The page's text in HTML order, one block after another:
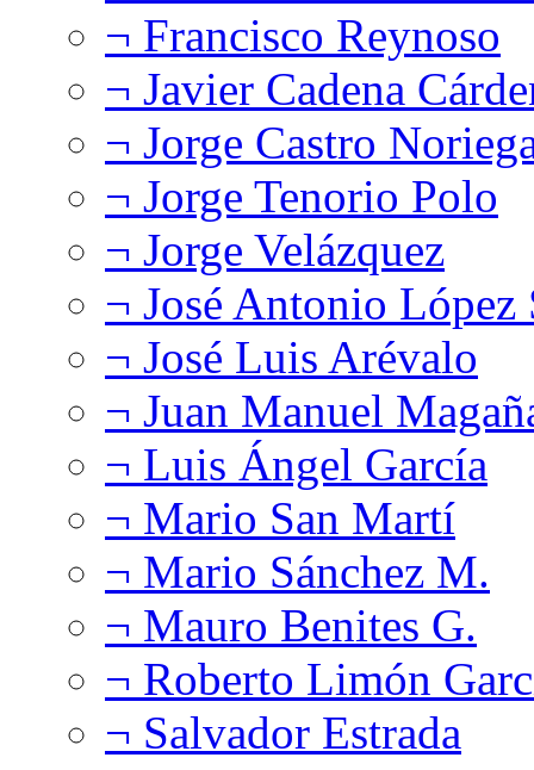
¬ Francisco Reynoso
¬ Javier Cadena
¬ Jorge Castro
¬ Jorge Tenorio Polo
¬ Jorge Velázquez
¬ José Antonio López
¬ José Luis Arévalo
¬ Juan Manuel
¬ Luis Ángel García
¬ Mario San Martí
¬ Mario Sánchez M.
¬ Mauro Benites G.
¬ Roberto Limón
¬ Salvador Estrada